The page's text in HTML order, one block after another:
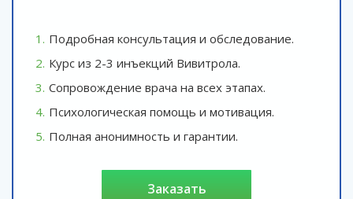
Подробная консультация и обследование.
Курс из 2-3 инъекций Вивитрола.
Сопровождение врача на всех этапах.
Психологическая помощь и мотивация.
Полная анонимность и гарантии.
заказать